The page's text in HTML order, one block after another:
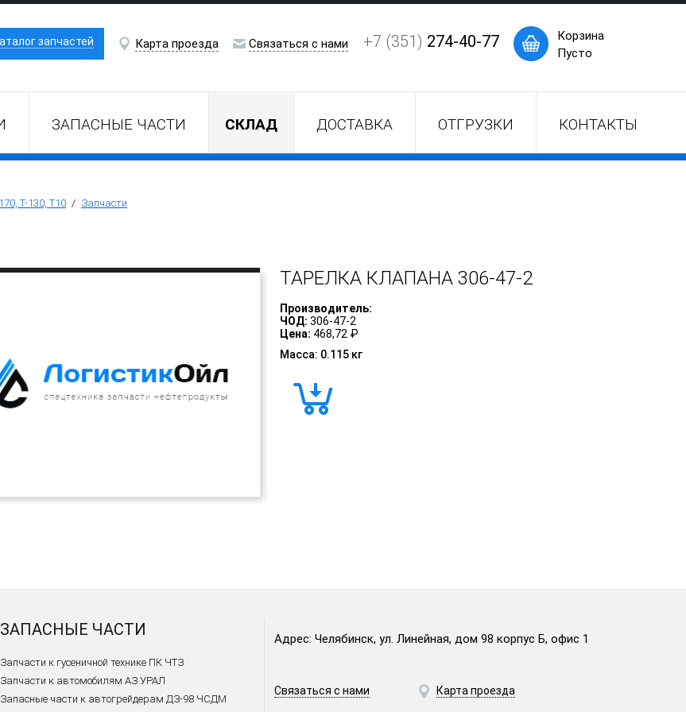
запчастей Карта проезда Связаться с нами +7 (351) 274-40-77
Корзина
Пусто
ЗАПАСНЫЕ ЧАСТИ СКЛАД ДОСТАВКА ОТГРУЗКИ КОНТАКТЫ
Т-130, Т10 / Запчасти
ТАРЕЛКА КЛАПАНА 306-47-2
Производитель:
ЧОД: 306-47-2
Цена: 468,72 ₽
Масса: 0.115 кг
ЗАПАСНЫЕ ЧАСТИ
Запчасти к гусеничной технике ПК ЧТЗ
Запчасти к автомобилям АЗ УРАЛ
Запасные части к автогрейдерам ДЗ-98 ЧСДМ
Адрес: Челябинск, ул. Линейная, дом 98 корпус Б, офис 1
Связаться с нами Карта проезда